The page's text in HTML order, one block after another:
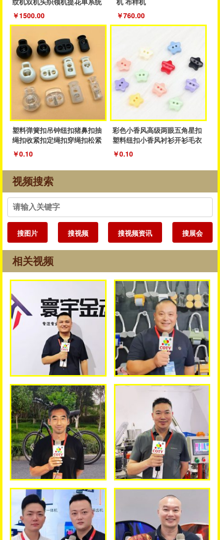
织领机
￥1500.00
￥760.00
塑料弹簧扣吊钟纽扣猪鼻扣抽
绳扣收紧扣定绳扣穿绳扣松紧
抽绳扣子
￥0.10
彩色小香风高级两眼五角星扣
塑料纽扣小香风衬衫开衫毛衣
纽扣厂家
￥0.10
视频搜索
搜图片 搜视频 搜视频资讯 搜展会
相关视频